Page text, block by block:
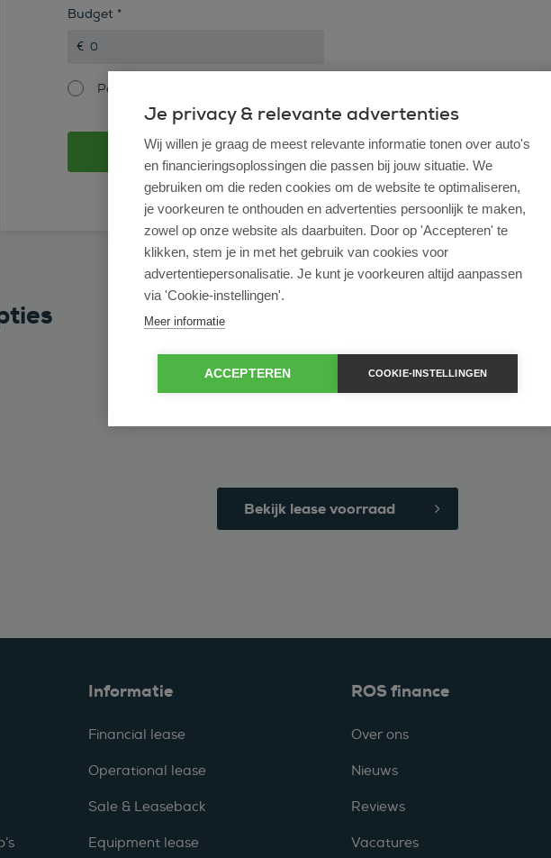
Budget *
Particulier
of bekijk ons volledigelease voorraad
Bekijk lease voorraad
Informatie
Financial lease
Operational lease
Sale & Leaseback
Equipment lease
ROS finance
Over ons
Nieuws
Reviews
Vacatures
Je privacy & relevante advertenties
Wij willen je graag de meest relevante informatie tonen over auto's
en financieringsoplossingen die passen bij jouw situatie. We
gebruiken om die reden cookies om de website te optimaliseren,
je voorkeuren te onthouden en advertenties persoonlijk te maken,
zowel op onze website als daarbuiten. Door op 'Accepteren' te
klikken, stem je in met het gebruik van cookies voor
advertentiepersonalisatie. Je kunt je voorkeuren altijd aanpassen
via 'Cookie-instellingen'.
Meer informatie
ACCEPTEREN COOKIE-INSTELLINGEN